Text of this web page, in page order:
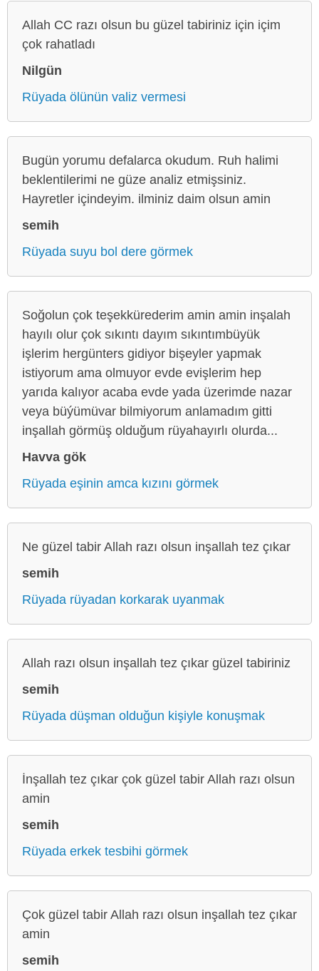
Allah CC razı olsun bu güzel tabiriniz için içim
çok rahatladı
Nilgün
Rüyada ölünün valiz vermesi
Bugün yorumu defalarca okudum. Ruh halimi
beklentilerimi ne güze analiz etmişsiniz.
Hayretler içindeyim. ilminiz daim olsun amin
semih
Rüyada suyu bol dere görmek
Soğolun çok teşekkürederim amin amin inşalah
hayılı olur çok sıkıntı dayım sıkıntımbüyük
işlerim hergünters gidiyor bişeyler yapmak
istiyorum ama olmuyor evde evişlerim hep
yarıda kalıyor acaba evde yada üzerimde nazar
veya büýümüvar bilmiyorum anlamadım gitti
inşallah görmüş olduğum rüyahayırlı olurda...
Havva gök
Rüyada eşinin amca kızını görmek
Ne güzel tabir Allah razı olsun inşallah tez çıkar
semih
Rüyada rüyadan korkarak uyanmak
Allah razı olsun inşallah tez çıkar güzel tabiriniz
semih
Rüyada düşman olduğun kişiyle konuşmak
İnşallah tez çıkar çok güzel tabir Allah razı olsun
amin
semih
Rüyada erkek tesbihi görmek
Çok güzel tabir Allah razı olsun inşallah tez çıkar
amin
semih